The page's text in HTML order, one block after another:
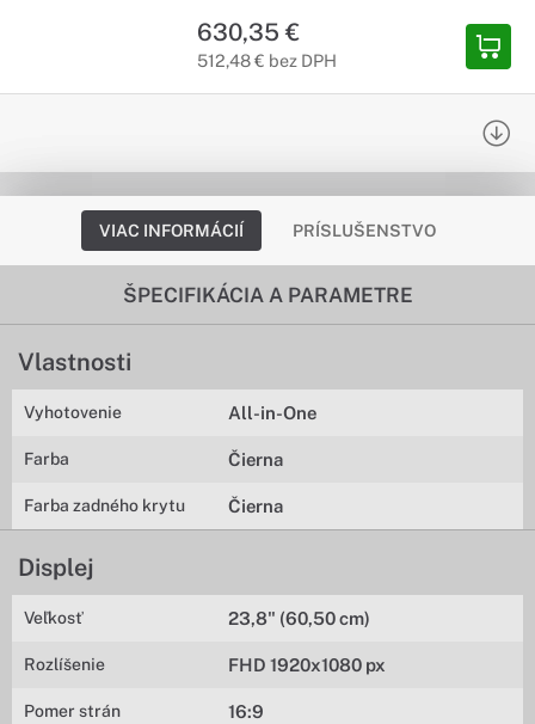
630,35 €
512,48 € bez DPH
VIAC INFORMÁCIÍ PRÍSLUŠENSTVO
ŠPECIFIKÁCIA A PARAMETRE
Vlastnosti
Vyhotovenie All-in-One
Farba Čierna
Farba zadného krytu Čierna
Displej
Veľkosť 23,8" (60,50 cm)
Rozlíšenie FHD 1920x1080 px
Pomer strán 16:9